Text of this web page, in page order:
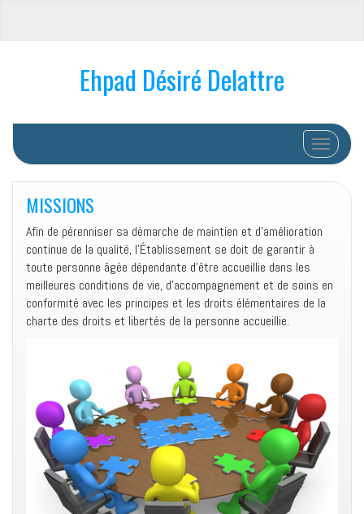
Ehpad Désiré Delattre
Afficher/
MISSIONS
Afin de pérenniser sa démarche de maintien et d’amélioration
continue de la qualité, l’Établissement se doit de garantir à
toute personne âgée dépendante d’être accueillie dans les
meilleures conditions de vie, d’accompagnement et de soins en
conformité avec les principes et les droits élémentaires de la
charte des droits et libertés de la personne accueillie.